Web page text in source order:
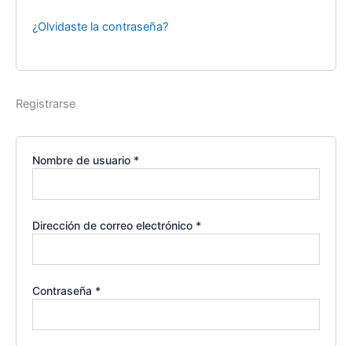
¿Olvidaste la contraseña?
Registrarse
Nombre de usuario *
Dirección de correo electrónico *
Contraseña *